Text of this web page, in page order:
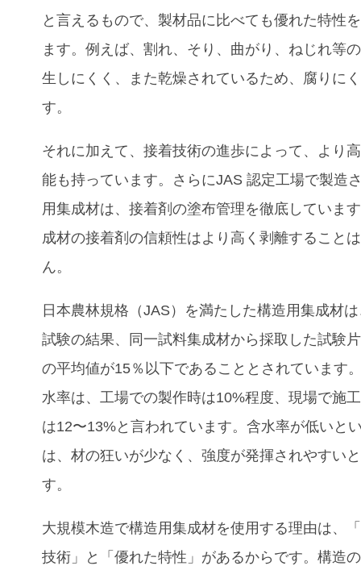
と言えるもので、製材品に比べても優れた特性
ます。例えば、割れ、そり、曲がり、ねじれ等
生しにくく、また乾燥されているため、腐りに
す。
それに加えて、接着技術の進歩によって、より
能も持っています。さらにJAS 認定工場で製造
用集成材は、接着剤の塗布管理を徹底していま
成材の接着剤の信頼性はより高く剥離すること
ん。
日本農林規格（JAS）を満たした構造用集成材
試験の結果、同一試料集成材から採取した試験
の平均値が15％以下であることとされています
水率は、工場での製作時は10%程度、現場で施
は12〜13%と言われています。含水率が低いと
は、材の狂いが少なく、強度が発揮されやすい
す。
大規模木造で構造用集成材を使用する理由は、
技術」と「優れた特性」があるからです。構造